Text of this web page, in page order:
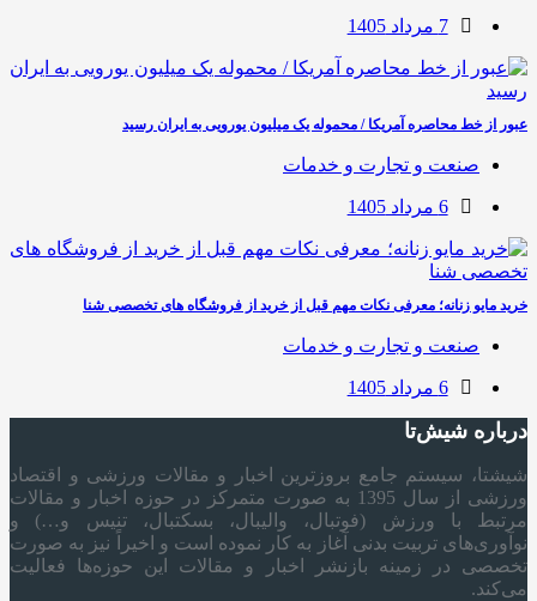
7 مرداد 1405
عبور از خط محاصره آمریکا / محموله یک میلیون یورویی به ایران رسید
صنعت و تجارت و خدمات
6 مرداد 1405
خرید مایو زنانه؛ معرفی نکات مهم قبل از خرید از فروشگاه های تخصصی شنا
صنعت و تجارت و خدمات
6 مرداد 1405
درباره شیش‌تا
شیشتا، سیستم جامع بروزترین اخبار و مقالات ورزشی و اقتصاد
ورزشی از سال 1395 به صورت متمرکز در حوزه اخبار و مقالات
مرتبط با ورزش (فوتبال، والیبال، بسکتبال، تنیس و…) و
نوآوری‌های تربیت بدنی آغاز به کار نموده است و اخیراً نیز به صورت
تخصصی در زمینه بازنشر اخبار و مقالات این حوزه‌ها فعالیت
می‌کند.